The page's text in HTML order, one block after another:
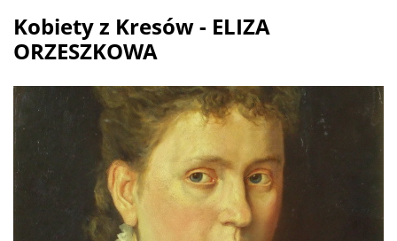
Kobiety z Kresów - ELIZA
ORZESZKOWA